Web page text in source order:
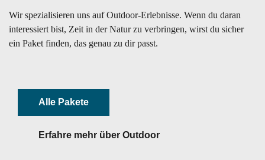
Wir spezialisieren uns auf Outdoor-Erlebnisse. Wenn du daran
interessiert bist, Zeit in der Natur zu verbringen, wirst du sicher
ein Paket finden, das genau zu dir passt.
Alle Pakete
Erfahre mehr über Outdoor